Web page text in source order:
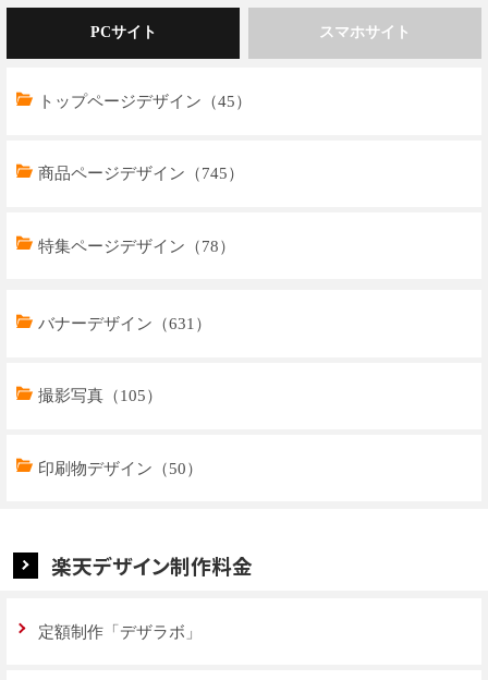
PCサイト
トップページデザイン（45）
商品ページデザイン（745）
特集ページデザイン（78）
スマホサイト
トップページデザイン（33）
商品ページデザイン（769）
特集ページデザイン（59）
バナーデザイン（631）
撮影写真（105）
印刷物デザイン（50）
楽天デザイン制作料金
定額制作「デザラボ」